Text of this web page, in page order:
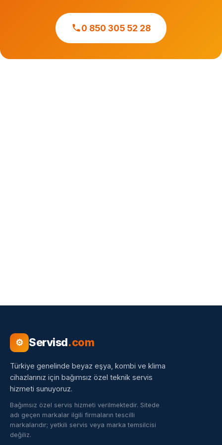
0 850 305 52 28
⚙ Servisd.com
Türkiye genelinde beyaz eşya, kombi ve klima
cihazlarınız için bağımsız özel teknik servis
hizmeti sunuyoruz.
Bağımsız özel servis hizmeti verilmektedir. Sitede
adı geçen markalar ilgili firmaların tescilli
markalarıdır; yetkili servis veya marka temsilcisi
değiliz.